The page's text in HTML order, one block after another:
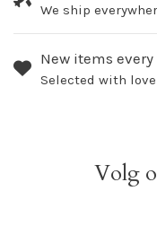
We ship
New items every
Selected with love
Volg